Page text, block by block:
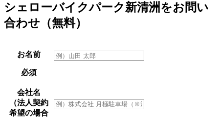
シェローバイクパーク新清洲をお問い
合わせ（無料）
お名前
必須
会社名
（法人契約
希望の場合